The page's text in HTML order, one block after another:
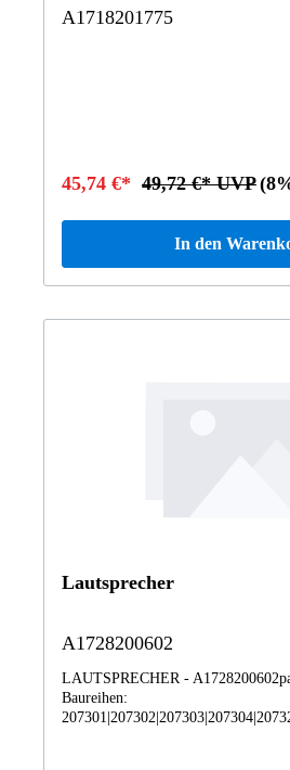
A1718201775
45,74 €* 49,72 €* UVP
In den
Lautsprecher
A1728200602
LAUTSPRECHER -
Baureihen: